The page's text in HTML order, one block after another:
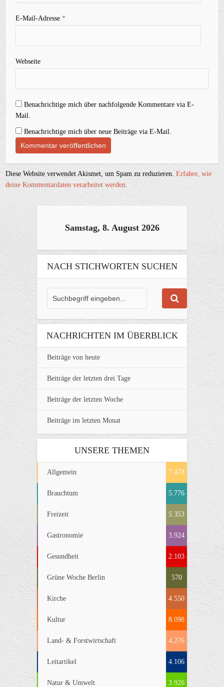
E-Mail-Adresse*
Webseite
Benachrichtige mich über nachfolgende Kommentare via E-
Mail.
Benachrichtige mich über neue Beiträge via E-Mail.
Diese Website verwendet Akismet, um Spam zu reduzieren.Erfahre, wie
deine Kommentardaten verarbeitet werden.
Samstag, 8. August 2026
NACH STICHWORTEN SUCHEN
NACHRICHTEN IM ÜBERBLICK
Beiträge von heute
Beiträge der letzten drei Tage
Beiträge der letzten Woche
Beiträge im letzten Monat
UNSERE THEMEN
Allgemein 7.478
Brauchtum 5.776
Freizeit 5.353
Gastronomie 3.924
Gesundheit 2.103
Grüne Woche Berlin 570
Kirche 4.550
Kultur 8.098
Land- & Forstwirtschaft 4.276
Leitartikel 4.106
Natur & Umwelt 3.926